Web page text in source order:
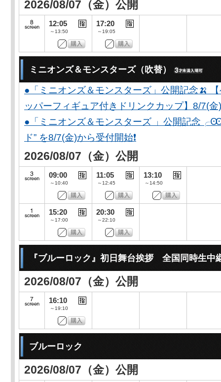
2026/08/07（金）公開
12:05
～13:50
17:20
～19:05
ミニオンズ＆モンスターズ（吹替）
●「ミニオンズ＆モンスターズ」公開記念🍌
ッパーフィギュア付きドリンクカップ】8/7(金
●「ミニオンズ＆モンスターズ 」公開記念
ド” を8/7(金)から受付開始❗️
2026/08/07（金）公開
09:00
～10:40
11:05
～12:45
13:10
～14:50
15:20
～17:00
20:30
～22:10
『ブルーロック』初日舞台挨拶 全国同時生中
2026/08/07（金）公開
16:10
～19:10
ブルーロック
2026/08/07（金）公開